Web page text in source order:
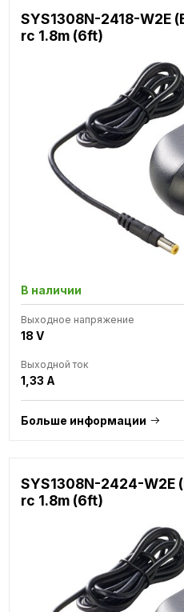
SYS1308N-2418-W2E
rc 1.8m (6ft)
В наличии
Выходное напряжение
18 V
Выходной ток
1,33 A
Больше информации
SYS1308N-2424-W2E
rc 1.8m (6ft)